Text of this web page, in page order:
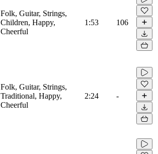
Folk, Guitar, Strings,
Children, Happy,
Cheerful
1:53 106
Folk, Guitar, Strings,
Traditional, Happy,
Cheerful
2:24 -